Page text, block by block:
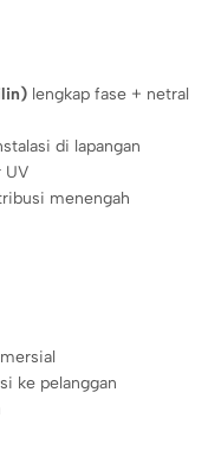
lengkap fase + netral
di lapangan
UV
menengah
ke pelanggan